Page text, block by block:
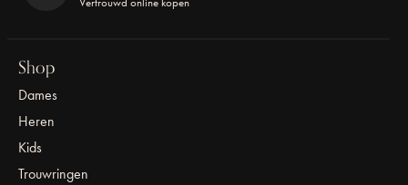
Shop
Dames
Heren
Kids
Trouwringen